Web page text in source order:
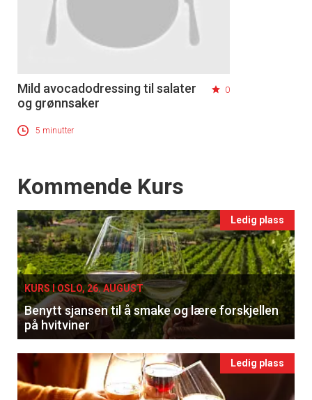
×
Få ukentlige nyhetsbrev fra
Apéritif
Vi tilbyr flere ukentlige nyhetsbrev. Du
kan fritt velge hvilke du ønsker å få
tilsendt.
Mild avocadodressing til salater
og grønnsaker
0
5 minutter
Events
Kommende Kurs
Ledig plass
KURS I OSLO, 26. AUGUST
Benytt sjansen til å smake og lære forskjellen
på hvitviner
Ledig plass